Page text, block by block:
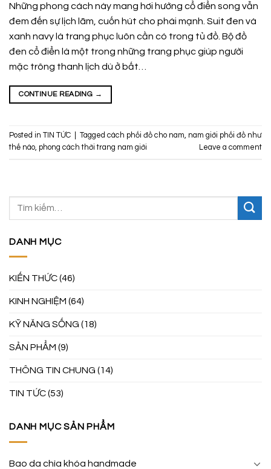
DANH MỤC
KIẾN THỨC(46)
KINH NGHIỆM (64)
KỸ NĂNG SỐNG (18)
SẢN PHẨM (9)
THÔNG TIN CHUNG (14)
TIN TỨC(53)
DANH MỤC SẢN PHẨM
Bao da chìa khóa handmade
Những phong cách này mang hơi hướng cổ điển song vẫn
đem đến sự lịch lãm, cuốn hút cho phái mạnh. Suit đen và
xanh navy là trang phục luôn cần có trong tủ đồ. Bộ đồ
đen cổ điển là một trong những trang phục giúp người
mặc trông thanh lịch dù ở bất…
CONTINUE READING →
Posted in TIN TỨC Tagged cách phối đồ cho nam, nam giới phối đồ như
thế nào, phong cách thời trang nam giới Leave a comment